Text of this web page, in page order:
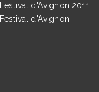
Festival d'Avignon 2011
Festival d'Avignon